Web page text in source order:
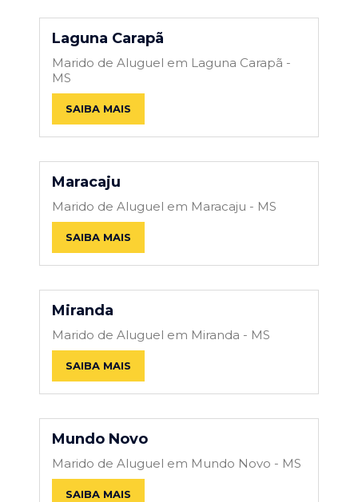
Laguna Carapã
Marido de Aluguel em Laguna Carapã -
MS
SAIBA MAIS
Maracaju
Marido de Aluguel em Maracaju - MS
SAIBA MAIS
Miranda
Marido de Aluguel em Miranda - MS
SAIBA MAIS
Mundo Novo
Marido de Aluguel em Mundo Novo - MS
SAIBA MAIS